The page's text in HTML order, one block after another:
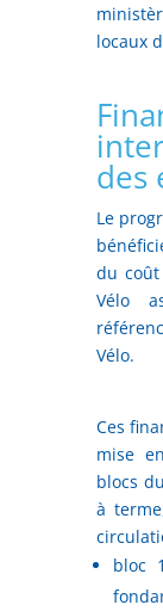
locaux
des
Le
du
Vélo
Vélo.
Ces
mise
blocs
à
bloc